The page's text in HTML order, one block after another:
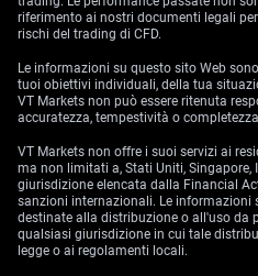
riferimento ai nostri documenti legali
rischi del trading di CFD.
Le informazioni su questo sito Web
tuoi obiettivi individuali, della tua
VT Markets non può essere ritenuta
accuratezza, tempestività o
VT Markets non offre i suoi servizi ai
ma non limitati a, Stati Uniti, Singapore,
giurisdizione elencata dalla Financial
sanzioni internazionali. Le informazioni
destinate alla distribuzione o all'uso da
qualsiasi giurisdizione in cui tale
legge o ai regolamenti locali.